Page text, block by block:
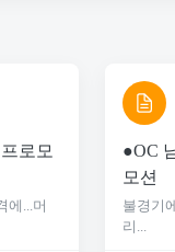
로모
에...머
●OC
모션
불경기
리...